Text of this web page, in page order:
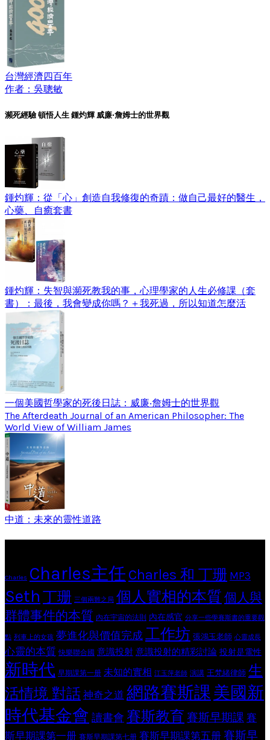
台灣經濟四百年
作者：吳聰敏
瀕死經驗 頓悟人生 鍾灼輝 威廉‧詹姆士的世界觀
鍾灼輝：從「心」創造自我修復的奇蹟：做自己最好的醫生，
心藥、自癒套書
鍾灼輝：失智與瀕死教我的事，心理學家的人生必修課（套
書）：最後，我會變成你嗎？＋我死過，所以知道怎麼活
一個美國哲學家的死後日誌：威廉‧詹姆士的世界觀
The Afterdeath Journal of an American Philosopher: The
World View of William James
中道：未來的靈性道路
Charles Charles主任 Charles 和 丁珊 MP3
Seth 丁珊 三個兩難之局 個人實相的本質 個人與
群體事件的本質 內在宇宙的法則 內在感官 分享一些學賽斯書的重要觀
點 列車上的女孩 夢進化與價值完成工作坊 張鴻玉老師 心靈成長
心靈的本質 快樂聯合國 意識投射 意識投射的精彩討論 投射是電性
新時代 早期課第一册 未知的實相 江玉萍老師 演講 王梵緒律師 生
活情境 對話 神奇之道 網路賽斯課美國新
時代基金會 讀書會 賽斯教育 賽斯早期課 賽
斯早期課第一册 賽斯早期課第七册 賽斯早期課第五册 賽斯早